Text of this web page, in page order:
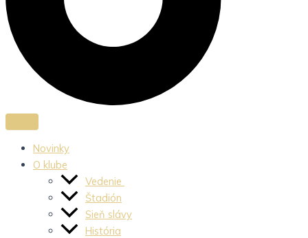
Novinky
O klube
Vedenie
Štadión
Sieň slávy
História